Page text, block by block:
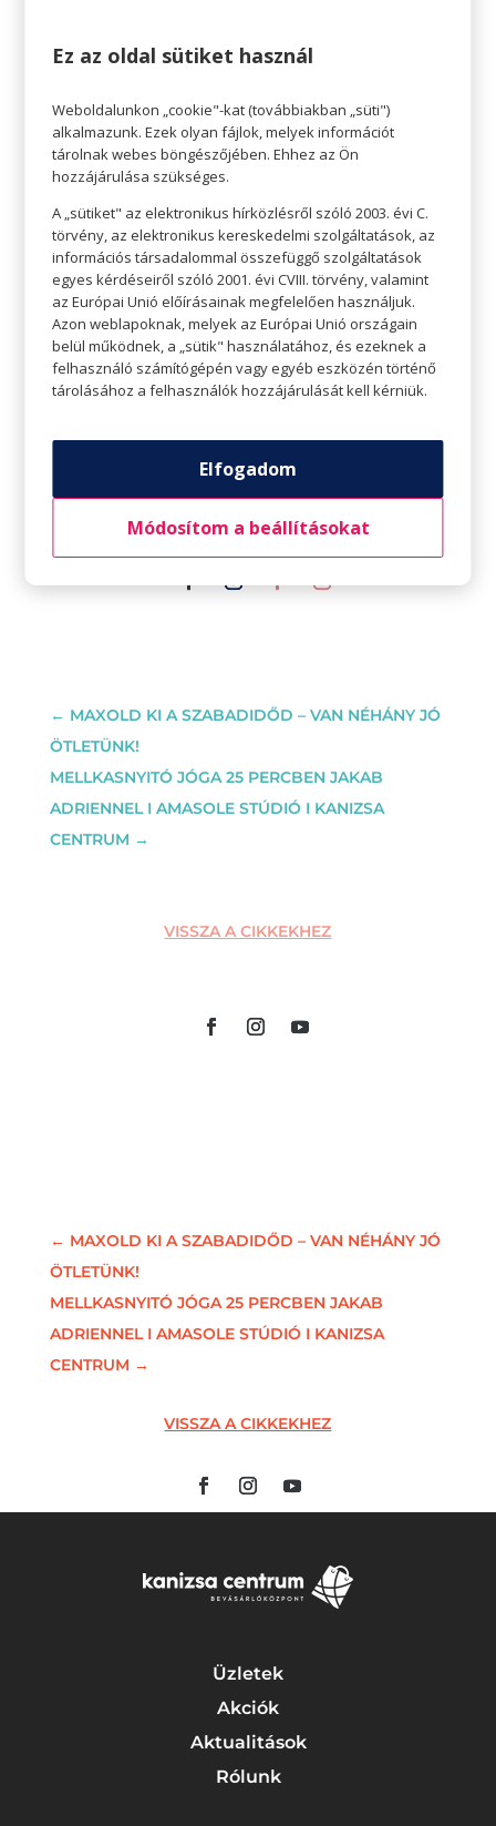
órás Hatha Jógaoktató Diplomáját a
később egy Flow Jógaoktatói Képzést is
sikeresen elvégzett. Stílusa talán pont attól
egyedi, hogy óráin néha vegyíti is a
dinamikus elemeket a flow áramlásával.
Nemrégiben pedig elindított egy hiánypótló
programot: Jóga amatőr és profi
sportolóknak, ahol specifikus témakörökben,
specifikus ászana sorozatokkal segíti a
sportolókat, hogy a jógával javítsák
teljesítményüket és csökkentsék a sérülés
lehetőségét. Legnagyobb küldetésének
jógaoktatóként azt érzi, hogy megmutassa a
vele gyakorlóknak, hogy minden lehetséges
Ha szeretnél többet tudni Sofieról vagy
ellátogatni az óráira:
← MAXOLD KI A SZABADIDŐD – VAN NÉHÁNY JÓ
ÖTLETÜNK!
MELLKASNYITÓ JÓGA 25 PERCBEN JAKAB
ADRIENNEL I AMASOLE STÚDIÓ I KANIZSA
CENTRUM →
VISSZA A CIKKEKHEZ
← MAXOLD KI A SZABADIDŐD – VAN NÉHÁNY JÓ
ÖTLETÜNK!
MELLKASNYITÓ JÓGA 25 PERCBEN JAKAB
ADRIENNEL I AMASOLE STÚDIÓ I KANIZSA
CENTRUM →
VISSZA A CIKKEKHEZ
Üzletek
Akciók
Aktualitások
Rólunk
Ez az oldal sütiket használ
Weboldalunkon „cookie"-kat (továbbiakban „süti")
alkalmazunk. Ezek olyan fájlok, melyek információt
tárolnak webes böngészőjében. Ehhez az Ön
hozzájárulása szükséges.
A „sütiket" az elektronikus hírközlésről szóló 2003. évi C.
törvény, az elektronikus kereskedelmi szolgáltatások, az
információs társadalommal összefüggő szolgáltatások
egyes kérdéseiről szóló 2001. évi CVIII. törvény, valamint
az Európai Unió előírásainak megfelelően használjuk.
Azon weblapoknak, melyek az Európai Unió országain
belül működnek, a „sütik" használatához, és ezeknek a
felhasználó számítógépén vagy egyéb eszközén történő
tárolásához a felhasználók hozzájárulását kell kérniük.
Elfogadom
Módosítom a beállításokat